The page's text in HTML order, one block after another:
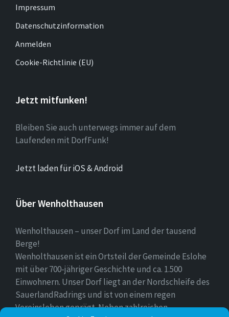
Impressum
Datenschutzinformation
Anmelden
Cookie-Richtlinie (EU)
Jetzt mitfunken!
Bleiben Sie auch unterwegs immer auf dem
Laufenden mit DorfFunk!
Jetzt laden für iOS & Android
Über Wenholthausen
Wenholthausen – unser Dorf im Land der tausend
Berge!
Wenholthausen ist ein Ortsteil der Gemeinde Eslohe
mit über 700-jähriger Geschichte und ca. 1.500
Einwohnern. Unser Dorf liegt an der Nordschleife des
SauerlandRadrings und ist von einem regen
Vereinsleben geprägt. Neben zahlreichen